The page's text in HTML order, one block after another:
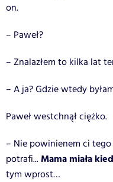
on.
– Paweł?
– Znalazłem to kilka lat
– A ja? Gdzie wtedy
Paweł westchnął ciężko.
– Nie powinienem ci
potrafi...Mama miała
tym wprost…